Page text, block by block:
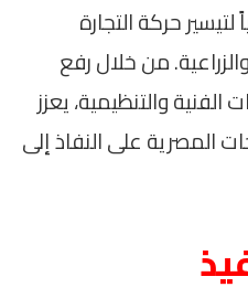
حركة التجارة
من خلال رفع
والتنظيمية، يعزز
المصرية على النفاذ إلى